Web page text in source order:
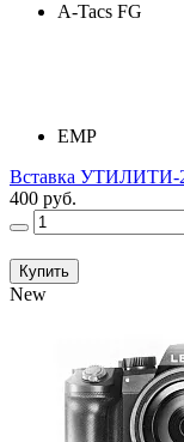
A-Tacs FG
ЕМР
Вставка УТИЛИТИ-
400 руб.
Купить
New